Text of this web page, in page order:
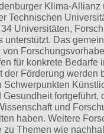
Klima-Allianz
Technischen
Universitäten,
unterstützt. Das
für konkrete Bedarfe
der Förderung werden
Schwerpunkten
fortgeführt,
und
haben. Weitere
zu Themen wie